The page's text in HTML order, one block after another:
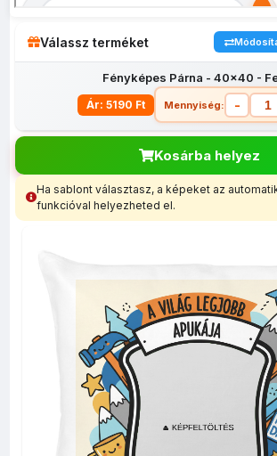
Válassz terméket
Fényképes Párna - 40x40 -
Ár: 5190 Ft Mennyiség: -
Fényképes
Fényképes
egérpadok
(40x60)
Kosárba helyez
Ha sablont választasz, a képeket az
funkcióval helyezheted el.